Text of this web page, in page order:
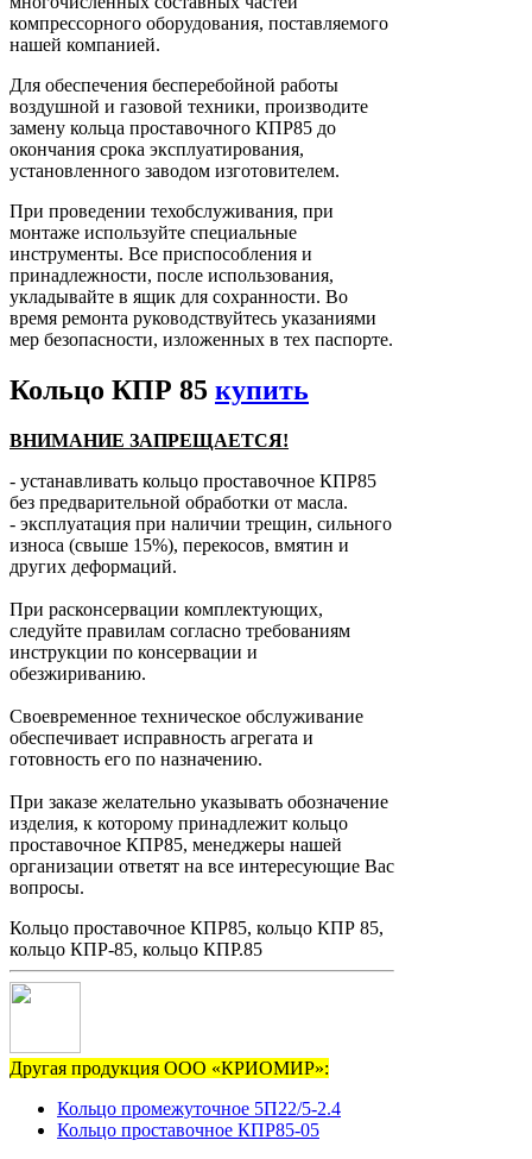
компрессорного оборудования, поставляемого
нашей компанией.
Для обеспечения бесперебойной работы
воздушной и газовой техники, производите
замену кольца проставочного КПР85 до
окончания срока эксплуатирования,
установленного заводом изготовителем.
При проведении техобслуживания, при
монтаже используйте специальные
инструменты. Все приспособления и
принадлежности, после использования,
укладывайте в ящик для сохранности. Во
время ремонта руководствуйтесь указаниями
мер безопасности, изложенных в тех паспорте.
Кольцо КПР 85 купить
ВНИМАНИЕ ЗАПРЕЩАЕТСЯ!
- устанавливать кольцо проставочное КПР85
без предварительной обработки от масла.
- эксплуатация при наличии трещин, сильного
износа (свыше 15%), перекосов, вмятин и
других деформаций.
При расконсервации комплектующих,
следуйте правилам согласно требованиям
инструкции по консервации и
обезжириванию.
Своевременное техническое обслуживание
обеспечивает исправность агрегата и
готовность его по назначению.
При заказе желательно указывать обозначение
изделия, к которому принадлежит кольцо
проставочное КПР85, менеджеры нашей
организации ответят на все интересующие Вас
вопросы.
Кольцо проставочное КПР85, кольцо КПР 85,
кольцо КПР-85, кольцо КПР.85
Другая продукция ООО «КРИОМИР»:
Кольцо промежуточное 5П22/5-2.4
Кольцо проставочное КПР85-05